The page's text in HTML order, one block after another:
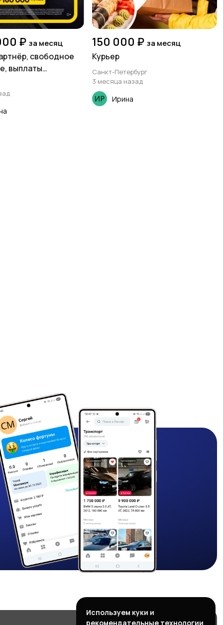
₽ за месяц
свободное
выплаты
для
150 000 ₽ за месяц
Курьер
Санкт-Петербург
3 месяца назад
Ирина
Используем куки и
рекомендательные технологии